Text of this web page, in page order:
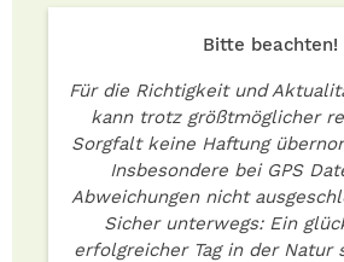
Bitte beachten!
Für die Richtigkeit und
kann trotz größtmöglicher
Sorgfalt keine Haftung
Insbesondere bei GPS
Abweichungen nicht
Sicher unterwegs: Ein
erfolgreicher Tag in der Natur